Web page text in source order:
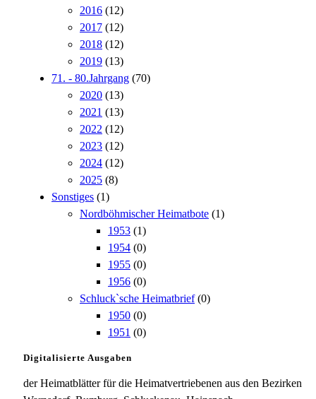
2016 (12)
2017 (12)
2018 (12)
2019 (13)
71. - 80.Jahrgang (70)
2020 (13)
2021 (13)
2022 (12)
2023 (12)
2024 (12)
2025 (8)
Sonstiges (1)
Nordböhmischer Heimatbote (1)
1953 (1)
1954 (0)
1955 (0)
1956 (0)
Schluck`sche Heimatbrief (0)
1950 (0)
1951 (0)
Digitalisierte Ausgaben
der Heimatblätter für die Heimatvertriebenen aus den Bezirken